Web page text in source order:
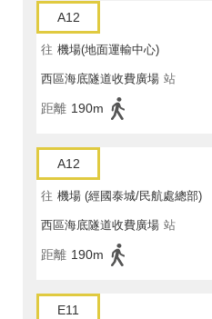
A12
往 機場(地面運輸中心)
西區海底隧道收費廣場 站
距離 190m
A12
往 機場 (經國泰城/民航處總部)
西區海底隧道收費廣場 站
距離 190m
E11